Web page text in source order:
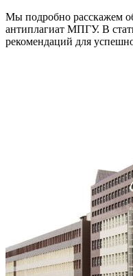
Мы подробно расскажем
антиплагиат МПГУ. В
рекомендаций для